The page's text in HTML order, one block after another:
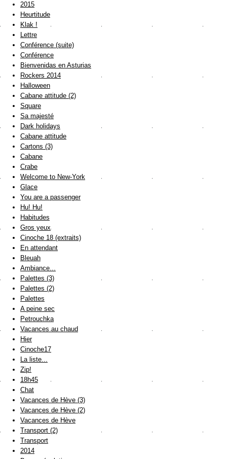
2015
Heurtitude
Klak !
Lettre
Conférence (suite)
Conférence
Bienvenidas en Asturias
Rockers 2014
Halloween
Cabane attitude (2)
Square
Sa majesté
Dark holidays
Cabane attitude
Cartons (3)
Cabane
Crabe
Welcome to New-York
Glace
You are a passenger
Hu! Hu!
Habitudes
Gros yeux
Cinoche 18 (extraits)
En attendant
Bleuah
Ambiance...
Palettes (3)
Palettes (2)
Palettes
A peine sec
Petrouchka
Vacances au chaud
Hier
Cinoche17
La liste...
Zip!
18h45
Chat
Vacances de Hève (3)
Vacances de Hève (2)
Vacances de Hève
Transport (2)
Transport
2014